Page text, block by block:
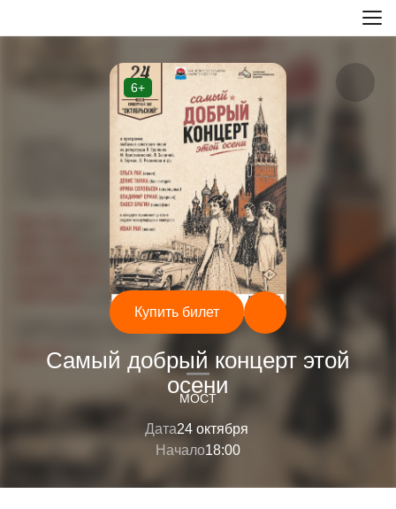
6+
Самый добрый концерт этой
осени
Дата24 октября
Начало18:00
Купить билет
—
МОСТ